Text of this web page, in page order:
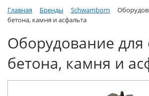
Главная Бренды Schwamborn
бетона, камня и асфальта
Оборудование для
бетона, камня и